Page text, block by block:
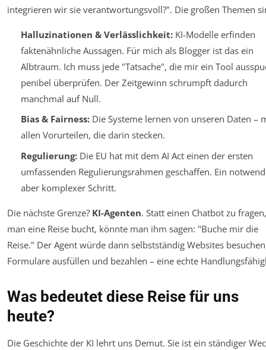
integrieren wir sie verantwortungsvoll?". Die großen Themen
Halluzinationen & Verlässlichkeit:KI-Modelle erfinden
faktenähnliche Aussagen. Für mich als Blogger ist das ein
Albtraum. Ich muss jede "Tatsache", die mir ein Tool
penibel überprüfen. Der Zeitgewinn schrumpft dadurch
manchmal auf Null.
Bias & Fairness:Die Systeme lernen von unseren Daten –
allen Vorurteilen, die darin stecken.
Regulierung:Die EU hat mit dem AI Act einen der ersten
umfassenden Regulierungsrahmen geschaffen. Ein
aber komplexer Schritt.
Die nächste Grenze? KI-Agenten. Statt einen Chatbot zu
man eine Reise bucht, könnte man ihm sagen: "Buche mir die
Reise." Der Agent würde dann selbstständig Websites
Formulare ausfüllen und bezahlen – eine echte
Was bedeutet diese Reise für uns
heute?
Die Geschichte der KI lehrt uns Demut. Sie ist ein ständiger